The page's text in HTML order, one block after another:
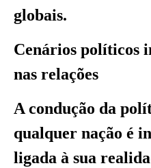
globais.
Cenários políticos
nas relações
A condução da
qualquer nação é
ligada à sua